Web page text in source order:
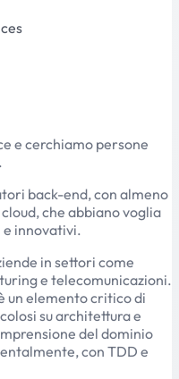
e cerchiamo persone
back-end, con almeno
che abbiano voglia
innovativi.
in settori come
e telecomunicazioni.
un elemento critico di
su architettura e
del dominio
con TDD e